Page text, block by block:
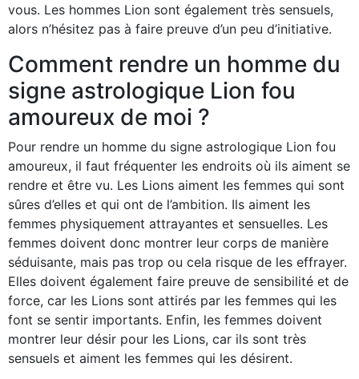
vous. Les hommes Lion sont également très sensuels,
alors n’hésitez pas à faire preuve d’un peu d’initiative.
Comment rendre un homme du
signe astrologique Lion fou
amoureux de moi ?
Pour rendre un homme du signe astrologique Lion fou
amoureux, il faut fréquenter les endroits où ils aiment se
rendre et être vu. Les Lions aiment les femmes qui sont
sûres d’elles et qui ont de l’ambition. Ils aiment les
femmes physiquement attrayantes et sensuelles. Les
femmes doivent donc montrer leur corps de manière
séduisante, mais pas trop ou cela risque de les effrayer.
Elles doivent également faire preuve de sensibilité et de
force, car les Lions sont attirés par les femmes qui les
font se sentir importants. Enfin, les femmes doivent
montrer leur désir pour les Lions, car ils sont très
sensuels et aiment les femmes qui les désirent.